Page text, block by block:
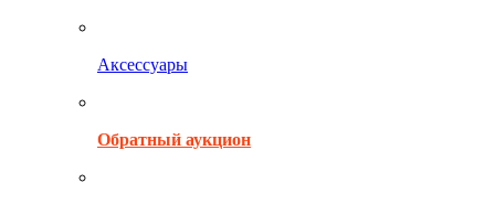
Аксессуары
Обратный аукцион